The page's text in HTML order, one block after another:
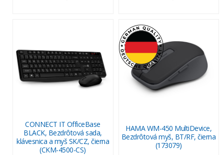
CONNECT IT OfficeBase
BLACK, Bezdrôtová sada,
klávesnica a myš SK/CZ, čierna
(CKM-4500-CS)
HAMA WM-450 MultiDevice,
Bezdrôtová myš, BT/RF, čierna
(173079)